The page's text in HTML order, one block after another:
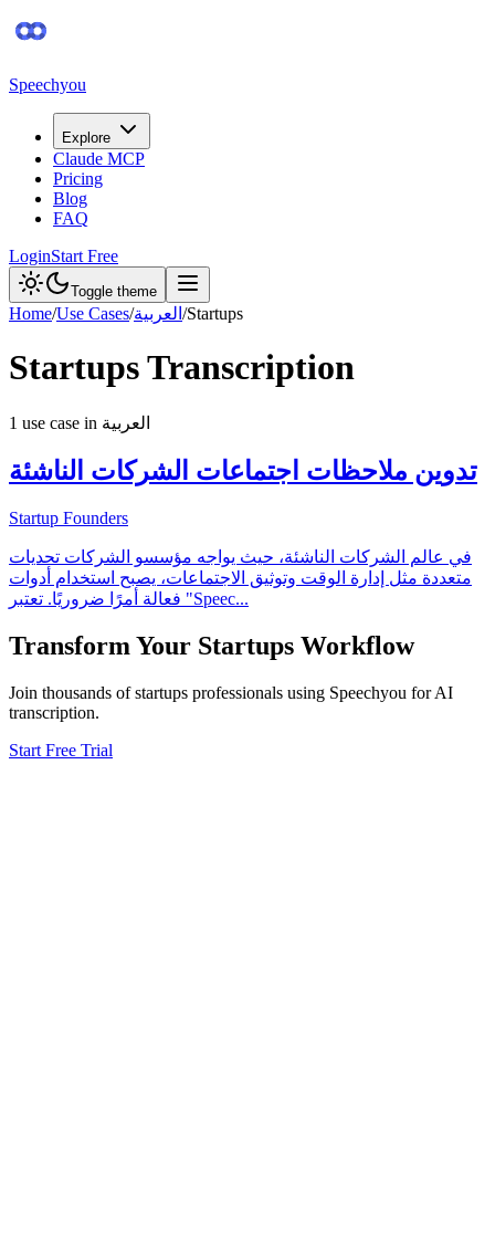
Speechyou
Explore
Claude MCP
Pricing
Blog
FAQ
LoginStart Free
Toggle theme
Home/Use Cases/العربية /Startups
StartupsTranscription
1 use case in العربية
تدوين ملاحظات اجتماعات الشركات الناشئة
Startup Founders
في عالم الشركات الناشئة، حيث يواجه مؤسسو الشركات تحديات
متعددة مثل إدارة الوقت وتوثيق الاجتماعات، يصبح استخدام أدوات
فعالة أمرًا ضروريًا. تعتبر "Speec...
Transform Your Startups Workflow
Join thousands ofstartups professionals using Speechyou for AI
transcription.
Start Free Trial